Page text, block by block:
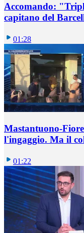
Accomando:
capitano del
01:28
Mastantuono-
l'ingaggio. Ma il
01:22